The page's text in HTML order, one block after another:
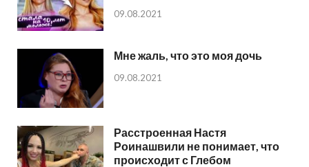
09.08.2021
Мне жаль, что это моя дочь
09.08.2021
Расстроенная Настя
Роинашвили не понимает, что
происходит с Глебом